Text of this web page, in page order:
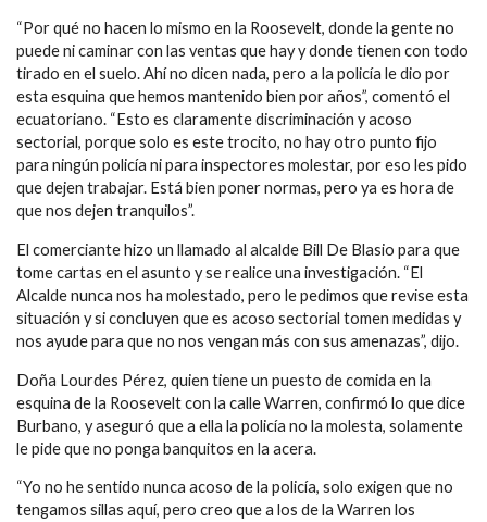
“Por qué no hacen lo mismo en la Roosevelt, donde la gente no
puede ni caminar con las ventas que hay y donde tienen con todo
tirado en el suelo. Ahí no dicen nada, pero a la policía le dio por
esta esquina que hemos mantenido bien por años”, comentó el
ecuatoriano. “Esto es claramente discriminación y acoso
sectorial, porque solo es este trocito, no hay otro punto fijo
para ningún policía ni para inspectores molestar, por eso les pido
que dejen trabajar. Está bien poner normas, pero ya es hora de
que nos dejen tranquilos”.
El comerciante hizo un llamado al alcalde Bill De Blasio para que
tome cartas en el asunto y se realice una investigación. “El
Alcalde nunca nos ha molestado, pero le pedimos que revise esta
situación y si concluyen que es acoso sectorial tomen medidas y
nos ayude para que no nos vengan más con sus amenazas”, dijo.
Doña Lourdes Pérez, quien tiene un puesto de comida en la
esquina de la Roosevelt con la calle Warren, confirmó lo que dice
Burbano, y aseguró que a ella la policía no la molesta, solamente
le pide que no ponga banquitos en la acera.
“Yo no he sentido nunca acoso de la policía, solo exigen que no
tengamos sillas aquí, pero creo que a los de la Warren los